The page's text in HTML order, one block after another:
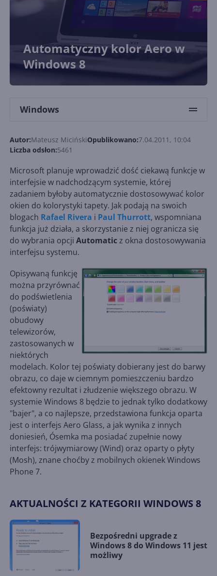
Automatyczny kolor Aero w
Windows 8
Windows
Autor:Mateusz MicińskiOpublikowano:7.04.2011, 10:04
Liczba odsłon:5461
Microsoft planuje wprowadzić dość ciekawą funkcje w
interfejsie w nadchodzącym systemie, której
zadaniem byłoby automatycznie dostosowywać kolor
okien do kolorystyki tapety. Jak podają na swoich
blogach Rafael Rivera i Paul Thurrott, wspomniana
funkcja już działa, a skorzystanie z niej ogranicza się
do wybrania opcji Automaticz okna dostosowywania
interfejsu systemu.
Opisywaną funkcję
można przyrównać
do podświetlenia
(poświaty)
obudowy
telewizorów,
zastosowanych w
niektórych
modelach. Kolor tej poświaty dobierany jest do barwy
obrazu, co daje w ciemnym pomieszczeniu bardzo
efektowny rezultat i złudzenie większego obrazu. W
systemie Windows 8 będzie to jednak tylko dodatkowy
"bajer", a co najlepsze, przedstawiona funkcja oparta
jest o interfejs Aero Glass, a jak wynika z innych
doniesień, Ósemka ma posiadać zupełnie nowy
interfejs: trójwymiarowy (Wind) oraz oparty o płyty
(Mosh), znane choćby z mobilnych okienek Windows
Phone 7.
AKTUALNOŚCI Z KATEGORII WINDOWS 8
Bezpośredni upgrade z
Windows 8 do Windows 11 jest
możliwy